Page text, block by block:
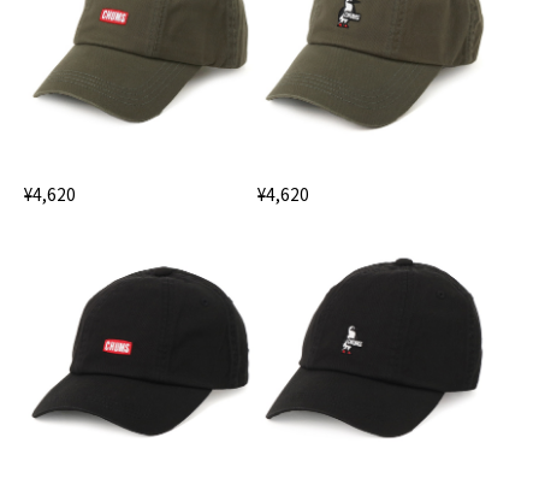
¥4,620 ¥4,620